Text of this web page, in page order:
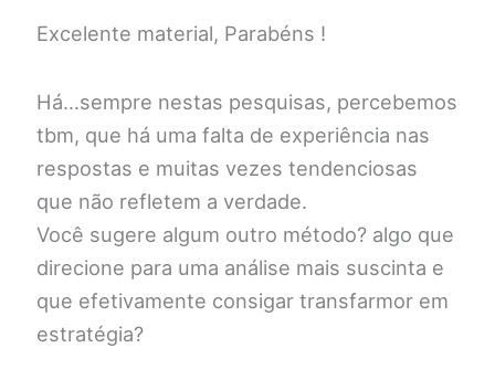
Excelente material, Parabéns !
Há…sempre nestas pesquisas, percebemos
tbm, que há uma falta de experiência nas
respostas e muitas vezes tendenciosas
que não refletem a verdade.
Você sugere algum outro método? algo que
direcione para uma análise mais suscinta e
que efetivamente consigar transfarmor em
estratégia?